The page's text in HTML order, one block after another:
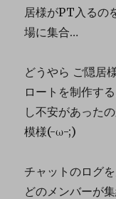
居様がPT入るの
場に集合…
どうやら ご隠居
ロートを制作す
し不安があった
模様(-ω-;)
チャットのログ
どのメンバーが